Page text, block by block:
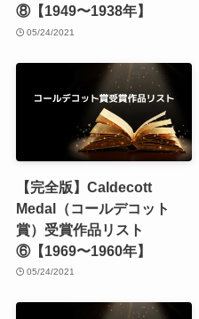
⑧【1949〜1938年】
05/24/2021
【完全版】Caldecott
Medal（コールデコット
賞）受賞作品リスト
⑥【1969〜1960年】
05/24/2021